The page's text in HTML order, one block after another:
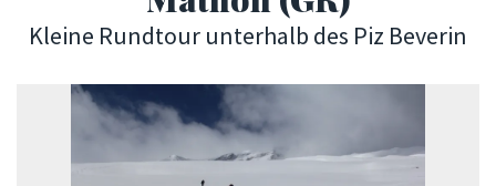
Kleine Rundtour unterhalb des Piz Beverin